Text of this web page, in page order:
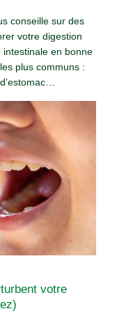
conseille sur des
votre digestion
en bonne
plus communs :
votre